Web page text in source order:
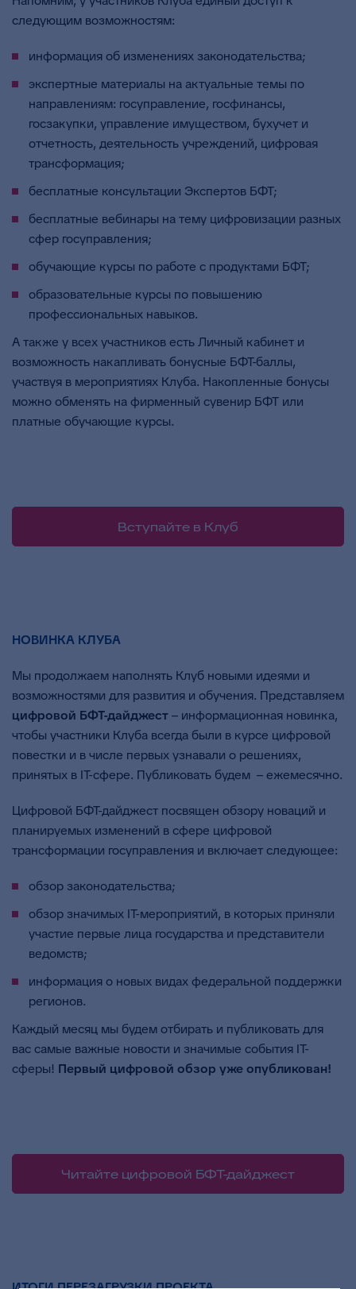
следующим возможностям:
информация об изменениях законодательства;
экспертные материалы на актуальные темы по
направлениям: госуправление, госфинансы,
госзакупки, управление имуществом, бухучет и
отчетность, деятельность учреждений, цифровая
трансформация;
бесплатные консультации Экспертов БФТ;
бесплатные вебинары на тему цифровизации разных
сфер госуправления;
обучающие курсы по работе с продуктами БФТ;
образовательные курсы по повышению
профессиональных навыков.
А также у всех участников есть Личный кабинет и
возможность накапливать бонусные БФТ-баллы,
участвуя в мероприятиях Клуба. Накопленные бонусы
можно обменять на фирменный сувенир БФТ или
платные обучающие курсы.
Вступайте в Клуб
НОВИНКА КЛУБА
Мы продолжаем наполнять Клуб новыми идеями и
возможностями для развития и обучения. Представляем
цифровой БФТ-дайджест– информационная новинка,
чтобы участники Клуба всегда были в курсе цифровой
повестки и в числе первых узнавали о решениях,
принятых в IT-сфере. Публиковать будем – ежемесячно.
Цифровой БФТ-дайджест посвящен обзору новаций и
планируемых изменений в cфере цифровой
трансформации госуправления и включает следующее:
обзор законодательства;
обзор значимых IT-мероприятий, в которых приняли
участие первые лица государства и представители
ведомств;
информация о новых видах федеральной поддержки
регионов.
Каждый месяц мы будем отбирать и публиковать для
вас самые важные новости и значимые события IT-
сферы! Первый цифровой обзор уже опубликован!
Читайте цифровой БФТ-дайджест